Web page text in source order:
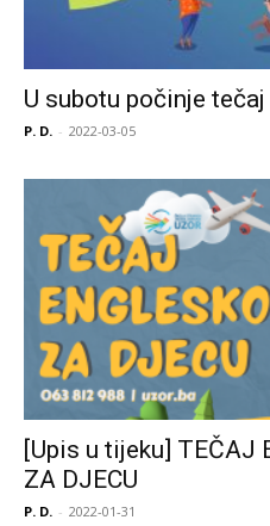
U subotu počinje
P. D. - 2022-03-05
[Upis u tijeku] TEČAJ
ZA DJECU
P. D. - 2022-01-31